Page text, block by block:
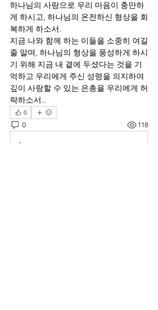
하나님의 사랑으로 우리 마음이 충만하
게 하시고, 하나님의 온전하신 형상을 회
복하게 하소서.
지금 나와 함께 하는 이들을 소중히 여길
줄 알며, 하나님의 형상을 풍성하게 하시
기 위해 지금 내 곁에 두셨다는 것을 기
억하고 우리에게 주신 성령을 의지하여
깊이 사랑할 수 있는 은총을 우리에게 허
락하소서..
0
0 118
Bir yorum yazın...